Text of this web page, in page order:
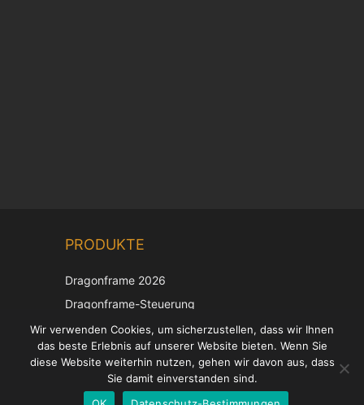
PRODUKTE
Dragonframe 2026
Dragonframe-Steuerung
DDMX-512
DMC-32
EOS LV-Korrekturkappe
Wir verwenden Cookies, um sicherzustellen, dass wir Ihnen
das beste Erlebnis auf unserer Website bieten. Wenn Sie
diese Website weiterhin nutzen, gehen wir davon aus, dass
Sie damit einverstanden sind.English
Spanish
French